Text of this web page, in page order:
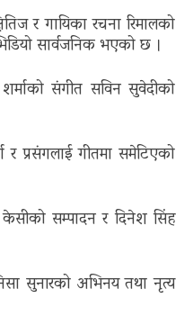
र गायिका रचना रिमालको
सार्वजनिक भएको छ ।
संगीत सविन सुवेदीको
र प्रसंगलाई गीतमा समेटिएको
सम्पादन र दिनेश सिंह
सुनारको अभिनय तथा नृत्य